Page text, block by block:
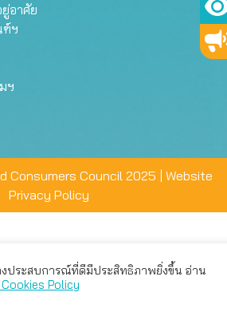
อาศัย
ฑ์ฯ
ฯ
Consumers Council 2025 | Website
Privacy Policy
งประสบการณ์ที่ดีมีประสิทธิภาพยิ่งขึ้น อ่าน
Policy
บประสบการณ์การใช้งานที่ดีให้แก่ท่าน คุณ
ป็นส่วนตัวได้